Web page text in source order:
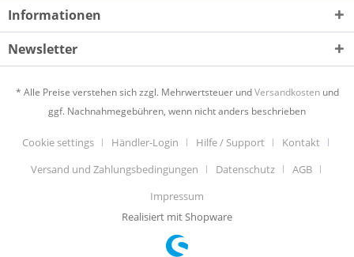
Informationen
Newsletter
* Alle Preise verstehen sich zzgl. Mehrwertsteuer undVersandkostenund
ggf. Nachnahmegebühren, wenn nicht anders beschrieben
Cookie settings Händler-Login Hilfe / Support
Kontakt
Versand und Zahlungsbedingungen
Datenschutz
AGB
Impressum
Realisiert mit Shopware